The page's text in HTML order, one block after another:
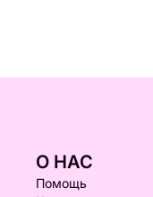
О НАС
Помощь